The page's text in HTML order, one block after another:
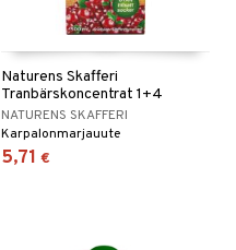
Naturens Skafferi
Tranbärskoncentrat 1+4
NATURENS SKAFFERI
Karpalonmarjauute
5,71 €